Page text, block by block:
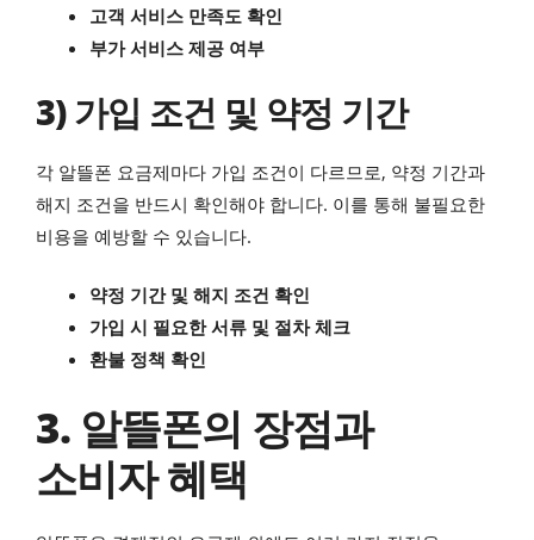
고객 서비스 만족도 확인
부가 서비스 제공 여부
3) 가입 조건 및 약정 기간
각 알뜰폰 요금제마다 가입 조건이 다르므로, 약정 기간과
해지 조건을 반드시 확인해야 합니다. 이를 통해 불필요한
비용을 예방할 수 있습니다.
약정 기간 및 해지 조건 확인
가입 시 필요한 서류 및 절차 체크
환불 정책 확인
3. 알뜰폰의 장점과
소비자 혜택